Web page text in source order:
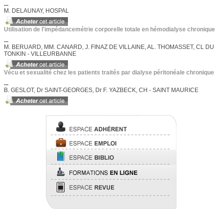
...
M. DELAUNAY, HOSPAL
Utilisation de l'impédancemétrie corporelle totale en hémodialyse chronique
...
M. BERUARD, MM. CANARD, J. FINAZ DE VILLAINE, AL. THOMASSET, CL DU
TONKIN - VILLEURBANNE
Vécu et sexualité chez les patients traités par dialyse péritonéale chronique
...
B. GESLOT, Dr SAINT-GEORGES, Dr F. YAZBECK, CH - SAINT MAURICE